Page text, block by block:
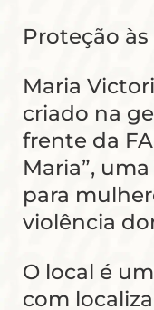
Proteção
Maria
criado na
frente da
Maria”,
para
violência
O local é
com